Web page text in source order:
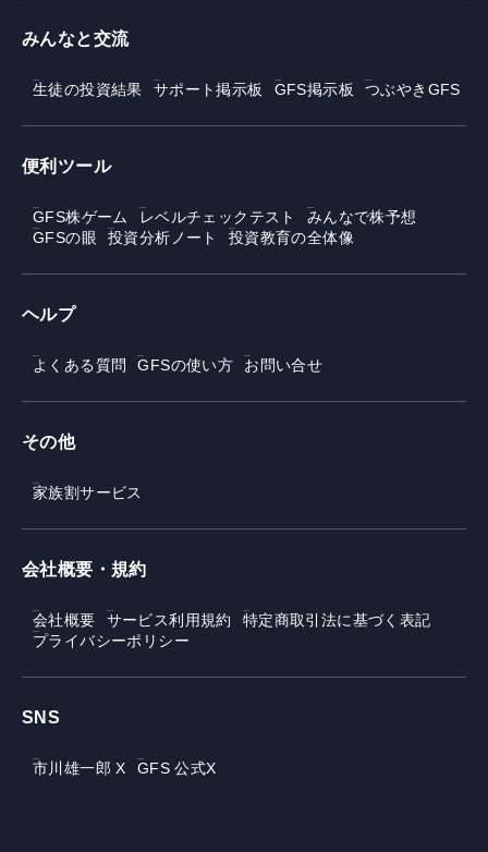
みんなと交流
生徒の投資結果 サポート掲示板 GFS掲示板 つぶやきGFS
便利ツール
GFS株ゲーム レベルチェックテスト
みんなで株予想
GFSの眼
投資分析ノート 投資教育の全体像
ヘルプ
よくある質問 GFSの使い方 お問い合せ
その他
家族割サービス
会社概要・規約
会社概要 サービス利用規約
特定商取引法に基づく表記
プライバシーポリシー
SNS
市川雄一郎 X GFS 公式X